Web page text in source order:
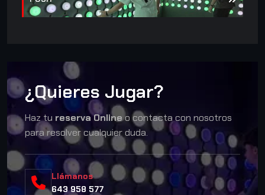
¿Quieres Jugar?
Haz tu reserva Onlineo contacta con nosotros
para resolver cualquier duda.
Llámanos
643 958 577